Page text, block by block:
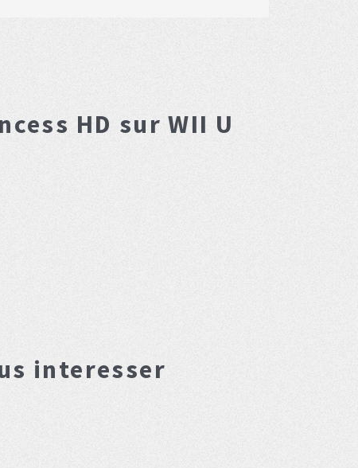
HD sur WII U
interesser